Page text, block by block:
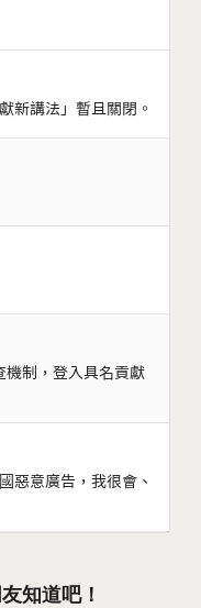
新講法」暫且關閉。
制，登入具名貢獻
惡意廣告，我很會、
知道吧！